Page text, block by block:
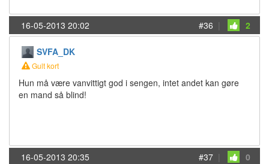
16-05-2013 20:02 #36 | 2
SVFA_DK
Gult kort
Hun må være vanvittigt god i sengen, intet andet kan gøre
en mand så blind!
16-05-2013 20:35 #37 | 0